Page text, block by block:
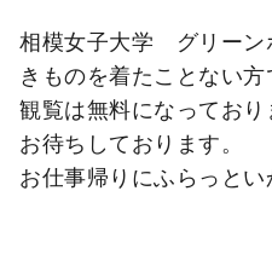
相模女子大学 グリーン
きものを着たことない方
観覧は無料になってお
お待ちしております。
お仕事帰りにふらっとい